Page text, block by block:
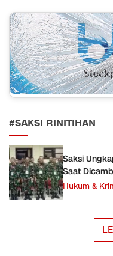
#SAKSI RINITIHAN
Saksi
Saat
Hukum &